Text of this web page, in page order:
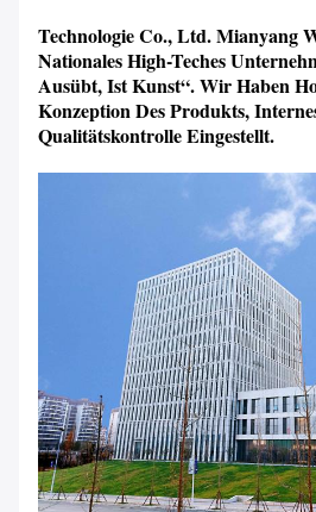
Technologie Co., Ltd. Mianyang
Nationales High-Teches
Ausübt, Ist Kunst“. Wir Haben
Konzeption Des Produkts,
Qualitätskontrolle Eingestellt.